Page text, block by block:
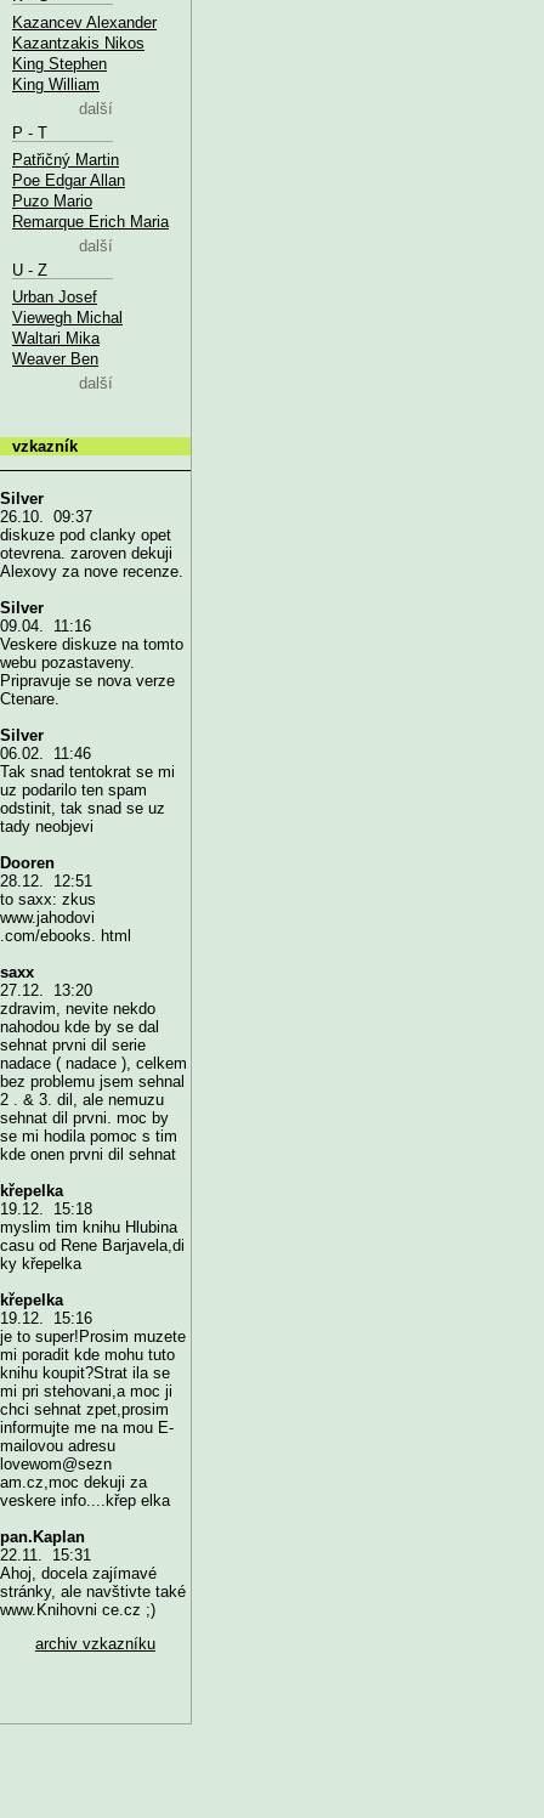
Kazancev Alexander
Kazantzakis Nikos
King Stephen
King William
další
P - T
Patřičný Martin
Poe Edgar Allan
Puzo Mario
Remarque Erich Maria
další
U - Z
Urban Josef
Viewegh Michal
Waltari Mika
Weaver Ben
další
vzkazník
Silver
26.10. 09:37
diskuze pod clanky opet
otevrena. zaroven dekuji
Alexovy za nove recenze.
Silver
09.04. 11:16
Veskere diskuze na tomto
webu pozastaveny.
Pripravuje se nova verze
Ctenare.
Silver
06.02. 11:46
Tak snad tentokrat se mi
uz podarilo ten spam
odstinit, tak snad se uz
tady neobjevi
Dooren
28.12. 12:51
to saxx: zkus
www.jahodovi
.com/ebooks. html
saxx
27.12. 13:20
zdravim, nevite nekdo
nahodou kde by se dal
sehnat prvni dil serie
nadace ( nadace ), celkem
bez problemu jsem sehnal
2 . & 3. dil, ale nemuzu
sehnat dil prvni. moc by
se mi hodila pomoc s tim
kde onen prvni dil sehnat
křepelka
19.12. 15:18
myslim tim knihu Hlubina
casu od Rene Barjavela,di
ky křepelka
křepelka
19.12. 15:16
je to super!Prosim muzete
mi poradit kde mohu tuto
knihu koupit?Strat ila se
mi pri stehovani,a moc ji
chci sehnat zpet,prosim
informujte me na mou E-
mailovou adresu
lovewom@sezn
am.cz,moc dekuji za
veskere info....křep elka
pan.Kaplan
22.11. 15:31
Ahoj, docela zajímavé
stránky, ale navštivte také
www.Knihovni ce.cz ;)
archiv vzkazníku